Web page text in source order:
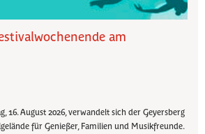
am
16. August 2026, verwandelt sich der Geyersberg
für Genießer, Familien und Musikfreunde.